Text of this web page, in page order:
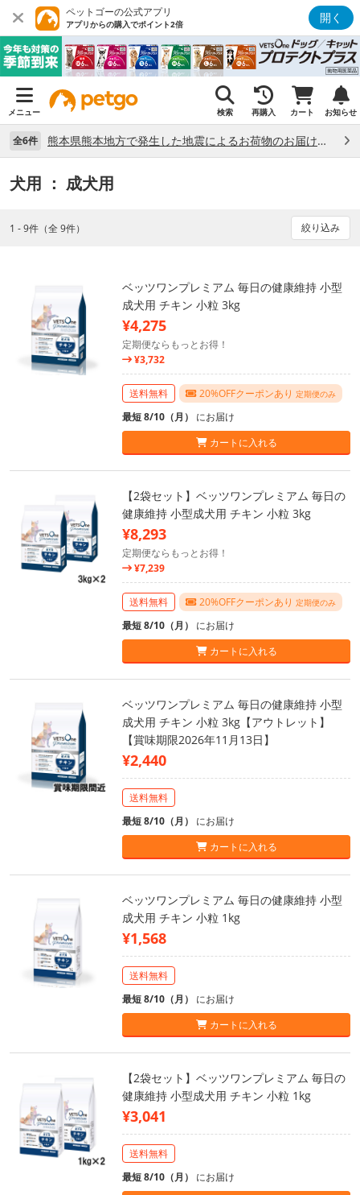
ペットゴーの公式アプリ
アプリからの購入でポイント2倍 開く
メニュー 検索 再購入 カート お知らせ
全6件 熊本県熊本地方で発生した地震によるお荷物のお届け状況について （7/28）
犬用 ： 成犬用
1 - 9件（全 9件） 絞り込み
ベッツワンプレミアム 毎日の健康維持 小型
成犬用 チキン 小粒 3kg
¥4,275
定期便ならもっとお得！
¥3,732
送料無料 20%OFFクーポンあり 定期便のみ
最短 8/10（月） にお届け
カートに入れる
【2袋セット】ベッツワンプレミアム 毎日の
健康維持 小型成犬用 チキン 小粒 3kg
¥8,293
定期便ならもっとお得！
¥7,239
送料無料 20%OFFクーポンあり 定期便のみ
最短 8/10（月） にお届け
カートに入れる
ベッツワンプレミアム 毎日の健康維持 小型
成犬用 チキン 小粒 3kg【アウトレット】
【賞味期限2026年11月13日】
¥2,440
送料無料
最短 8/10（月） にお届け
カートに入れる
ベッツワンプレミアム 毎日の健康維持 小型
成犬用 チキン 小粒 1kg
¥1,568
送料無料
最短 8/10（月） にお届け
カートに入れる
【2袋セット】ベッツワンプレミアム 毎日の
健康維持 小型成犬用 チキン 小粒 1kg
¥3,041
送料無料
最短 8/10（月） にお届け